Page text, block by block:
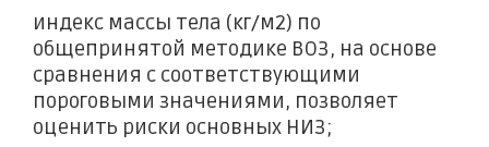
индекс массы тела (кг/м2) по
общепринятой методике ВОЗ, на основе
сравнения с соответствующими
пороговыми значениями, позволяет
оценить риски основных НИЗ;